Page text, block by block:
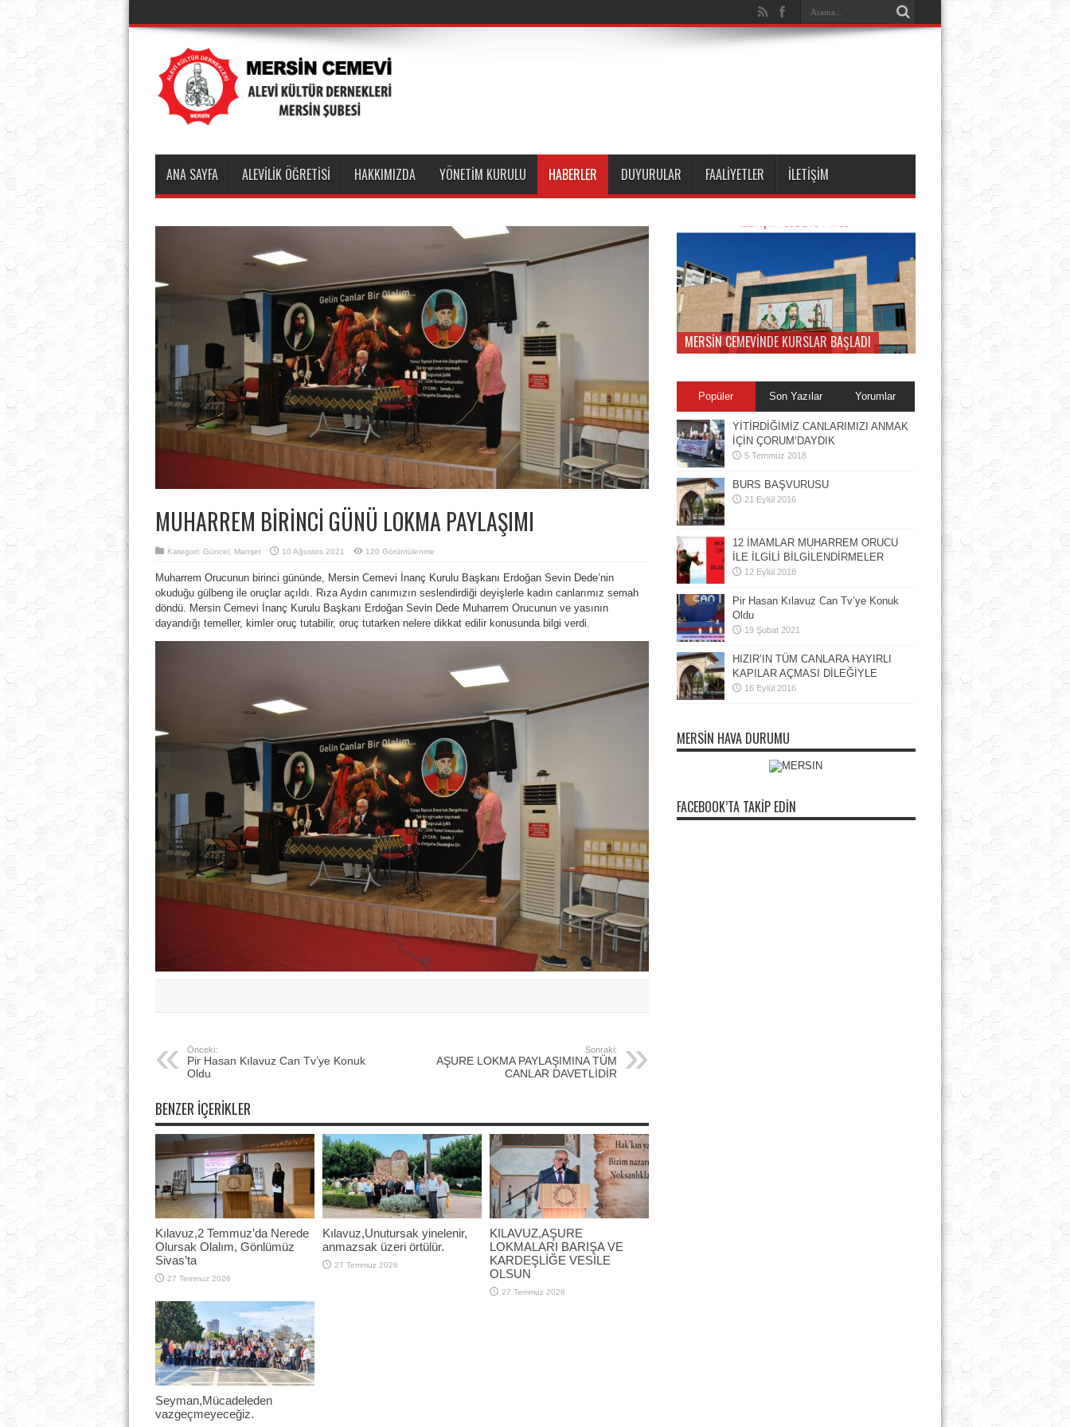
ANA SAYFA ALEVİLİK ÖĞRETİSİ HAKKIMIZDA YÖNETİM KURULU HABERLER DUYURULAR FAALİYETLER İLETİŞİM
MUHARREM BİRİNCİ GÜNÜ LOKMA PAYLAŞIMI
Kategori: Güncel, Manşet 10 Ağustos 2021 120 Görüntülenme
Muharrem Orucunun birinci gününde, Mersin Cemevi İnanç Kurulu Başkanı Erdoğan Sevin Dede’nin
okuduğu gülbeng ile oruçlar açıldı. Rıza Aydın canımızın seslendirdiği deyişlerle kadın canlarımız semah
döndü. Mersin Cemevi İnanç Kurulu Başkanı Erdoğan Sevin Dede Muharrem Orucunun ve yasının
dayandığı temeller, kimler oruç tutabilir, oruç tutarken nelere dikkat edilir konusunda bilgi verdi.
Önceki:
Pir Hasan Kılavuz Can Tv’ye Konuk
Oldu
Sonraki:
AŞURE LOKMA PAYLAŞIMINA TÜM
CANLAR DAVETLİDİR
BENZER İÇERIKLER
Kılavuz,2 Temmuz’da Nerede
Olursak Olalım, Gönlümüz
Sivas’ta
27 Temmuz 2026
Kılavuz,Unutursak yinelenir,
anmazsak üzeri örtülür.
27 Temmuz 2026
KILAVUZ,AŞURE
LOKMALARI BARIŞA VE
KARDEŞLİĞE VESİLE
OLSUN
27 Temmuz 2026
Seyman,Mücadeleden
vazgeçmeyeceğiz.
MERSİN CEMEVİNDE KURSLAR BAŞLADI
Popüler Son Yazılar Yorumlar
YİTİRDİĞİMİZ CANLARIMIZI ANMAK
İÇİN ÇORUM’DAYDIK
5 Temmuz 2018
BURS BAŞVURUSU
21 Eylül 2016
12 İMAMLAR MUHARREM ORUCU
İLE İLGİLİ BİLGİLENDİRMELER
12 Eylül 2018
Pir Hasan Kılavuz Can Tv’ye Konuk
Oldu
19 Şubat 2021
HIZIR’IN TÜM CANLARA HAYIRLI
KAPILAR AÇMASI DİLEĞİYLE
16 Eylül 2016
MERSIN HAVA DURUMU
FACEBOOK’TA TAKIP EDIN